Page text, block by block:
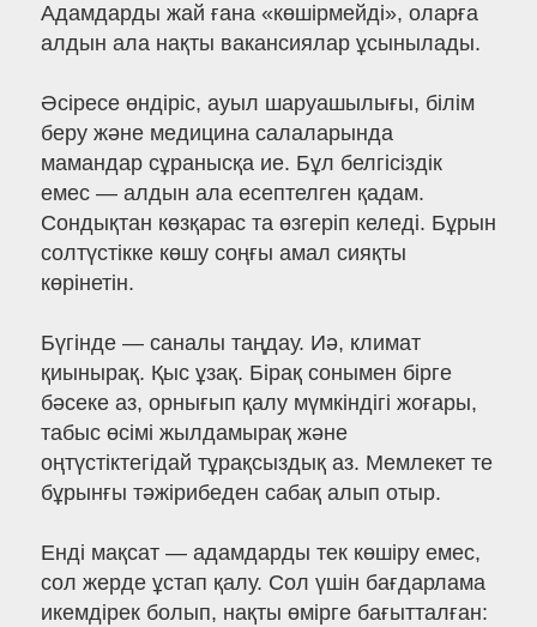
Адамдарды жай ғана «көшірмейді», оларға
алдын ала нақты вакансиялар ұсынылады.
Әсіресе өндіріс, ауыл шаруашылығы, білім
беру және медицина салаларында
мамандар сұранысқа ие. Бұл белгісіздік
емес — алдын ала есептелген қадам.
Сондықтан көзқарас та өзгеріп келеді. Бұрын
солтүстікке көшу соңғы амал сияқты
көрінетін.
Бүгінде — саналы таңдау. Иә, климат
қиынырақ. Қыс ұзақ. Бірақ сонымен бірге
бәсеке аз, орнығып қалу мүмкіндігі жоғары,
табыс өсімі жылдамырақ және
оңтүстіктегідай тұрақсыздық аз. Мемлекет те
бұрынғы тәжірибеден сабақ алып отыр.
Енді мақсат — адамдарды тек көшіру емес,
сол жерде ұстап қалу. Сол үшін бағдарлама
икемдірек болып, нақты өмірге бағытталған: